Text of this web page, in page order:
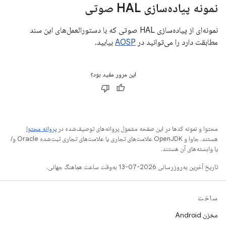
نمونه پیاده‌سازی HAL صوتی
نمونه‌ای از پیاده‌سازی HAL صوتی که با دستورالعمل‌های این سند
مطابقت دارد را می‌توانید در AOSP بیابید.
این مرور مفید بود؟
محتوا و نمونه کدها در این صفحه مشمول پروانه‌های توصیف‌شده در پروانه محتوا
هستند. جاوا و OpenJDK علامت‌های تجاری یا علامت‌های تجاری ثبت‌شده Oracle و/
یا وابسته‌های آن هستند.
تاریخ آخرین به‌روزرسانی 2026-07-13 به‌وقت ساعت هماهنگ جهانی.
ساخت
مخزن Android